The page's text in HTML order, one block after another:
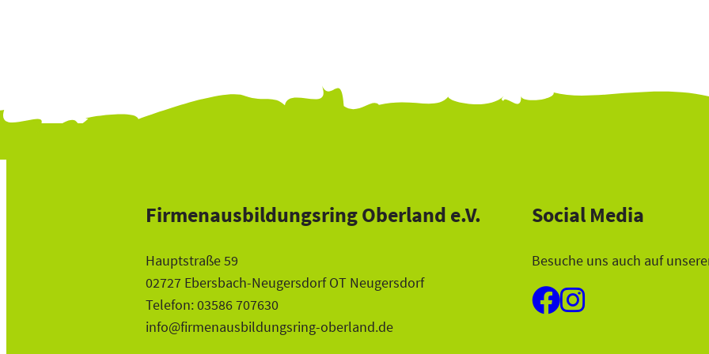
Firmenausbildungsring Oberland e.V.
Hauptstraße 59
02727 Ebersbach-Neugersdorf OT Neugersdorf
Telefon: 03586 707630
info@firmenausbildungsring-oberland.de
Social Media
Besuche uns auch auf